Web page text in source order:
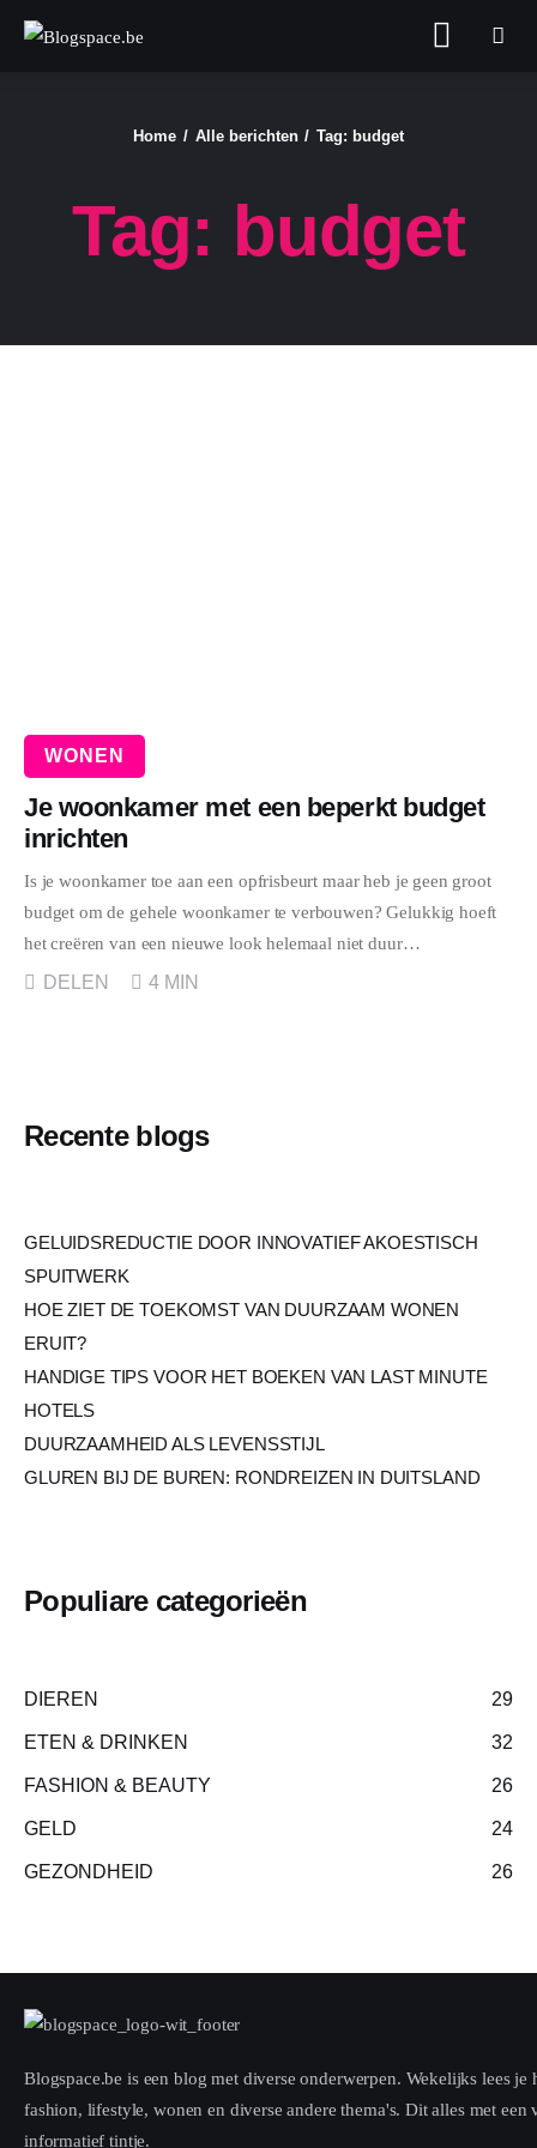
Tag: budget
Home Alle berichten Tag: budget
WONEN
Je woonkamer met een beperkt budget
inrichten
Is je woonkamer toe aan een opfrisbeurt maar heb je geen groot
budget om de gehele woonkamer te verbouwen? Gelukkig hoeft
het creëren van een nieuwe look helemaal niet duur…
DELEN 4 MIN
Recente blogs
GELUIDSREDUCTIE DOOR INNOVATIEF AKOESTISCH
SPUITWERK
HOE ZIET DE TOEKOMST VAN DUURZAAM WONEN
ERUIT?
HANDIGE TIPS VOOR HET BOEKEN VAN LAST MINUTE
HOTELS
DUURZAAMHEID ALS LEVENSSTIJL
GLUREN BIJ DE BUREN: RONDREIZEN IN DUITSLAND
Populiare categorieën
DIEREN 29
ETEN & DRINKEN 32
FASHION & BEAUTY 26
GELD 24
GEZONDHEID 26
Blogspace.be is een blog met diverse onderwerpen. Wekelijks lees je
fashion, lifestyle, wonen en diverse andere thema's. Dit alles met een
informatief tintje.